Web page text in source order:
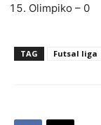
Olimpiko – 0
TAG Futsal liga